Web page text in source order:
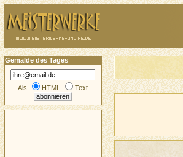
Gemälde des Tages
Als HTML Text